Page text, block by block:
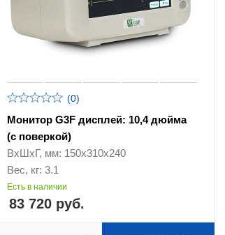
(0)
Монитор G3F дисплей: 10,4 дюйма
(с поверкой)
ВхШхГ, мм: 150х310х240
Вес, кг: 3.1
Есть в наличии
83 720 руб.